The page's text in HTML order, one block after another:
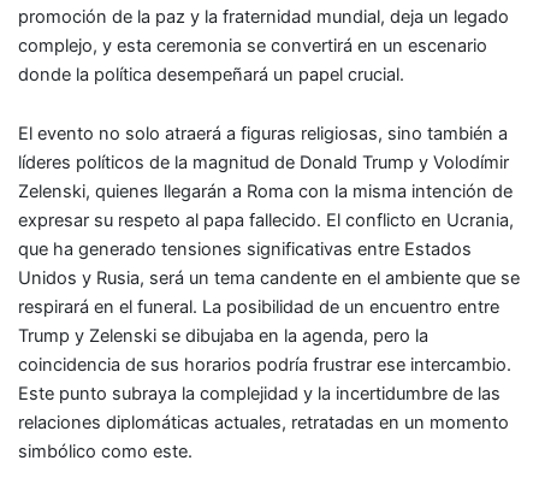
promoción de la paz y la fraternidad mundial, deja un legado
complejo, y esta ceremonia se convertirá en un escenario
donde la política desempeñará un papel crucial.
El evento no solo atraerá a figuras religiosas, sino también a
líderes políticos de la magnitud de Donald Trump y Volodímir
Zelenski, quienes llegarán a Roma con la misma intención de
expresar su respeto al papa fallecido. El conflicto en Ucrania,
que ha generado tensiones significativas entre Estados
Unidos y Rusia, será un tema candente en el ambiente que se
respirará en el funeral. La posibilidad de un encuentro entre
Trump y Zelenski se dibujaba en la agenda, pero la
coincidencia de sus horarios podría frustrar ese intercambio.
Este punto subraya la complejidad y la incertidumbre de las
relaciones diplomáticas actuales, retratadas en un momento
simbólico como este.